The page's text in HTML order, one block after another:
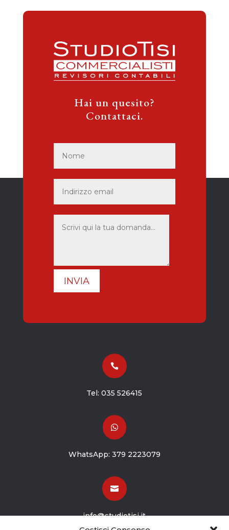
Hai un quesito?
Contattaci.
INVIA

Tel:035 526415

WhatsApp: 379 2223079

info@studiotisi.it